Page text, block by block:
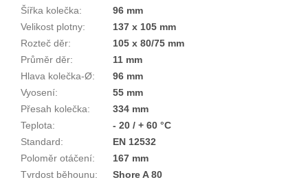
Šířka kolečka:
96 mm
Velikost plotny:
137 x 105 mm
Rozteč děr:
105 x 80/75 mm
Průměr děr:
11 mm
Hlava kolečka-Ø:
96 mm
Vyosení:
55 mm
Přesah kolečka:
334 mm
Teplota:
- 20 / + 60 °C
Standard:
EN 12532
Poloměr otáčení:
167 mm
Tvrdost běhounu:
Shore A 80